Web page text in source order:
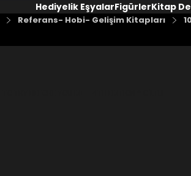
Hediyelik EşyalarFigürlerKitap
Referans- Hobi- Gelişim Kitapları